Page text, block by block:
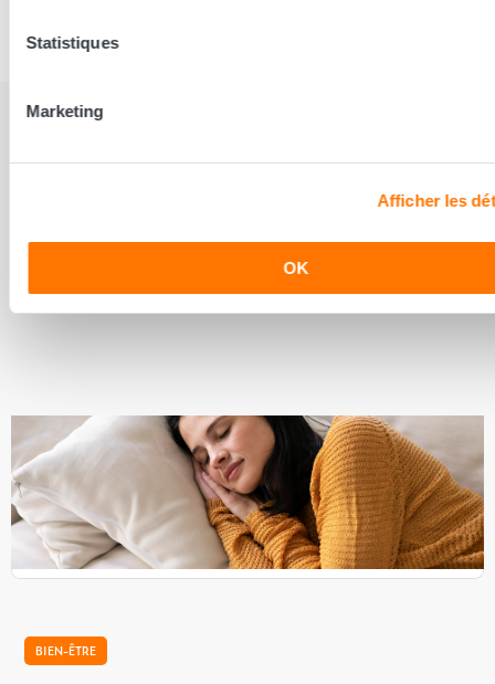
Statistiques
Marketing
Afficher les
OK
Nos articles sur le même sujet
Changement de saison : Comment bien
dormir ?
Les grandes chaleurs estivales ont finalement laissé leur
place à l’automne et sa fraicheur. La Nature jusqu’alors
verte et fleurie, enfin rougit et se prépare...
BIEN-ÊTRE